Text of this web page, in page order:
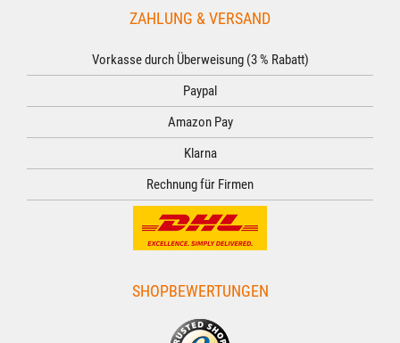
ZAHLUNG & VERSAND
Vorkasse durch Überweisung (3 % Rabatt)
Paypal
Amazon Pay
Klarna
Rechnung für Firmen
SHOPBEWERTUNGEN